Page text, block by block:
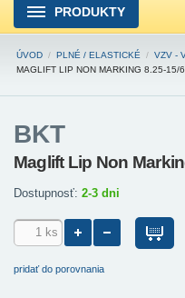
PRODUKTY
ÚVOD / PLNÉ / ELASTICKÉ / VZV -
MAGLIFT LIP NON MARKING 8.25-15/
BKT
Maglift Lip Non
Dostupnosť: 2-3 dni
pridať do porovnania